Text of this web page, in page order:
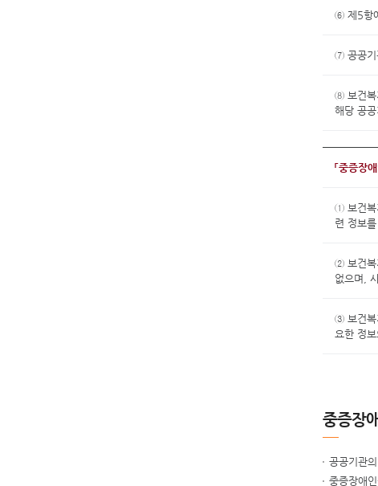
⑥ 제5항
⑦ 공공기
⑧ 보건복
해당 공
「중증장
① 보건복
련 정보
② 보건복
없으며,
③ 보건복
요한 정
중증장
공공기관
중증장애